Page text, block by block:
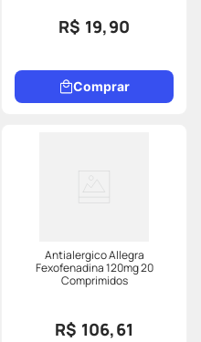
R$ 19,90
Comprar
Antialergico Allegra
Fexofenadina 120mg 20
Comprimidos
R$ 106,61